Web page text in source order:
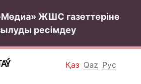
ЖШС газеттеріне
ресімдеу
Қаз Qaz Рус